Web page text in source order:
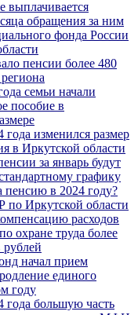
выплачивается
обращения за ним
фонда России
пенсии более 480
семьи начали
пособие в
года изменился размер
в Иркутской области
за январь будут
графику
пенсию в 2024 году?
Иркутской области
расходов
охране труда более
начал прием
единого
году
года большую часть